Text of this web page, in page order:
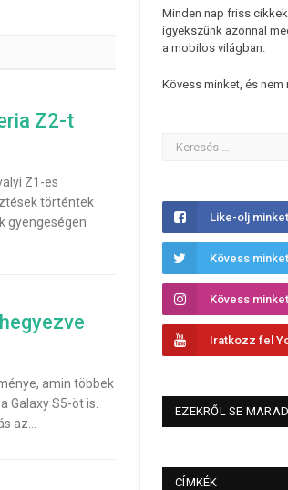
Z2-t
Z1-es
történtek
gyengeségen
amin többek
Galaxy S5-öt is.
az…
Minden nap friss
igyekszünk azonnal
a mobilos világban.
Kövess minket, és
Like-olj
Kövess
Kövess
Iratkozz fel
EZEKRŐL SE
CÍMKÉK